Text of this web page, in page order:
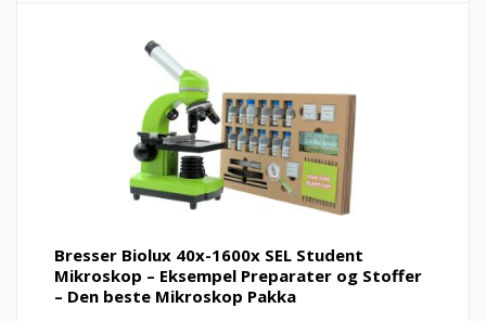
Bresser Biolux 40x-1600x SEL Student
Mikroskop – Eksempel Preparater og Stoffer
– Den beste Mikroskop Pakka